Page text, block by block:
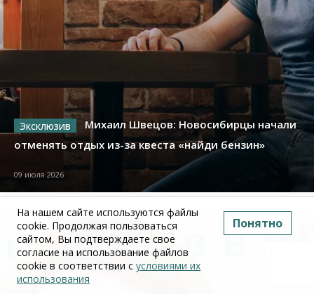
Михаил Швецов: Новосибирцы начали
отменять отдых из-за квеста «найди бензин»
09 июля 2026
На нашем сайте используются файлы
cookie. Продолжая пользоваться
сайтом, Вы подтверждаете свое
согласие на использование файлов
cookie в соответствии с условиями их
использования
Понятно